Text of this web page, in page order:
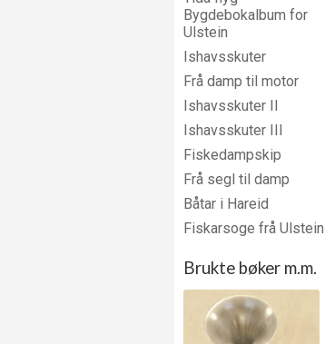
Bygdebokalbum for
Ulstein
Ishavsskuter
Frå damp til motor
Ishavsskuter II
Ishavsskuter III
Fiskedampskip
Frå segl til damp
Båtar i Hareid
Fiskarsoge frå Ulstein
Brukte bøker m.m.